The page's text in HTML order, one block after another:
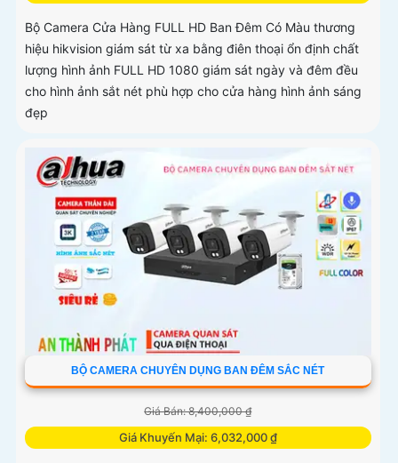
Bộ Camera Cửa Hàng FULL HD Ban Đêm Có Màu thương
hiệu hikvision giám sát từ xa bằng điên thoại ổn định chất
lượng hình ảnh FULL HD 1080 giám sát ngày và đêm đều
cho hình ảnh sắt nét phù hợp cho cửa hàng hình ảnh sáng
đẹp
BỘ CAMERA CHUYÊN DỤNG BAN ĐÊM SẮC NÉT
Giá Bán: 8,400,000 ₫
Giá Khuyến Mại: 6,032,000 ₫